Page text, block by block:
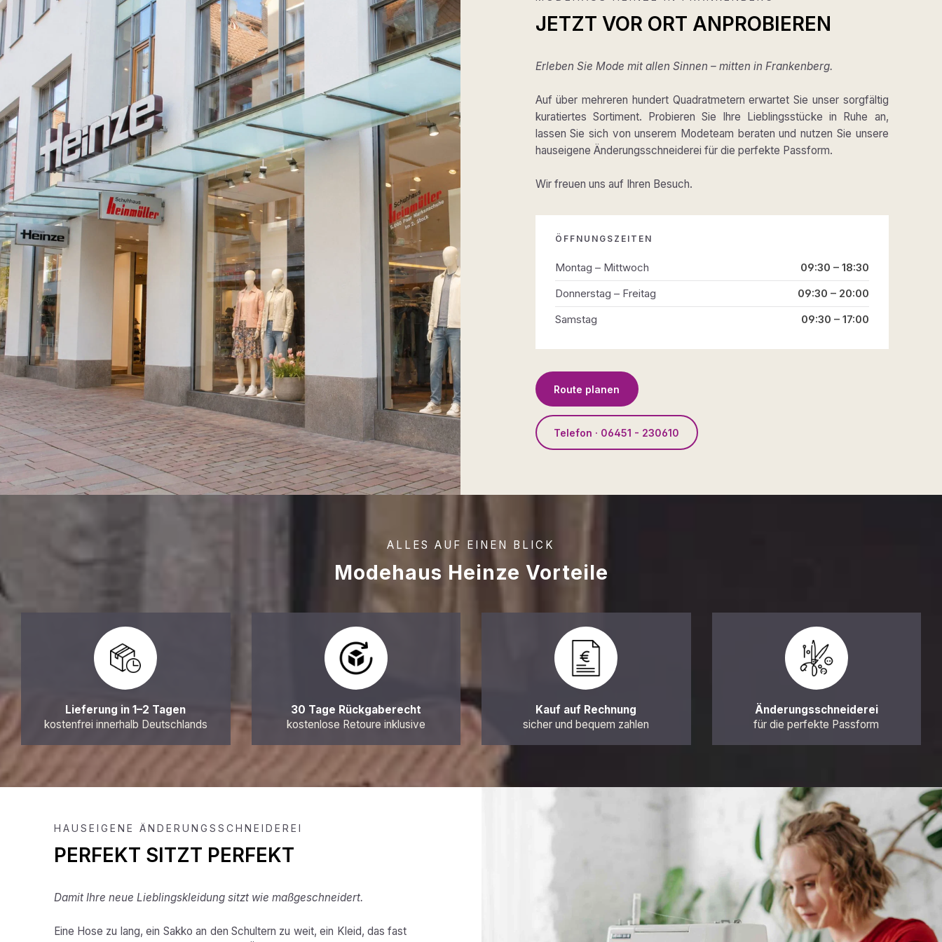
JETZT VOR ORT ANPROBIEREN
Erleben Sie Mode mit allen Sinnen – mitten in Frankenberg.
Auf über mehreren hundert Quadratmetern erwartet Sie unser sorgfältig
kuratiertes Sortiment. Probieren Sie Ihre Lieblingsstücke in Ruhe an,
lassen Sie sich von unserem Modeteam beraten und nutzen Sie unsere
hauseigene Änderungsschneiderei für die perfekte Passform.
Wir freuen uns auf Ihren Besuch.
ÖFFNUNGSZEITEN
Montag – Mittwoch
09:30 – 18:30
Donnerstag – Freitag
09:30 – 20:00
Samstag
09:30 – 17:00
Route planen
Telefon · 06451 - 230610
ALLES AUF EINEN BLICK
Modehaus Heinze Vorteile
Lieferung in 1–2 Tagen
kostenfrei innerhalb Deutschlands
30 Tage Rückgaberecht
kostenlose Retoure inklusive
Kauf auf Rechnung
sicher und bequem zahlen
Änderungsschneiderei
für die perfekte Passform
HAUSEIGENE ÄNDERUNGSSCHNEIDEREI
PERFEKT SITZT PERFEKT
Damit Ihre neue Lieblingskleidung sitzt wie maßgeschneidert.
Eine Hose zu lang, ein Sakko an den Schultern zu weit, ein Kleid, das fast